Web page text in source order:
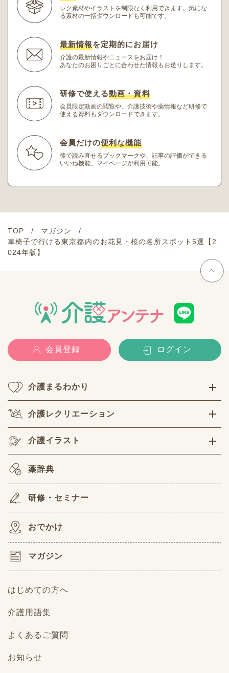
レク素材やイラストを制限なく利用できます。 気にな
る素材の一括ダウンロードも可能です。
最新情報を定期的にお届け
介護の最新情報やニュースをお届け！
あなたのお困りごとに合わせた情報もお送りします。
研修で使える動画・資料
会員限定動画の閲覧や、介護技術や薬情報など研修で
使える資料もダウンロードできます。
会員だけの便利な機能
後で読み直せるブックマークや、記事の評価ができる
いいね機能、マイページが利用可能。
TOP
マガジン
車椅子で行ける東京都内のお花見・桜の名所スポット5選【2
024年版】
会員登録 ログイン
介護まるわかり
介護レクリエーション
介護イラスト
薬辞典
研修・セミナー
おでかけ
マガジン
はじめての方へ
介護用語集
よくあるご質問
お知らせ